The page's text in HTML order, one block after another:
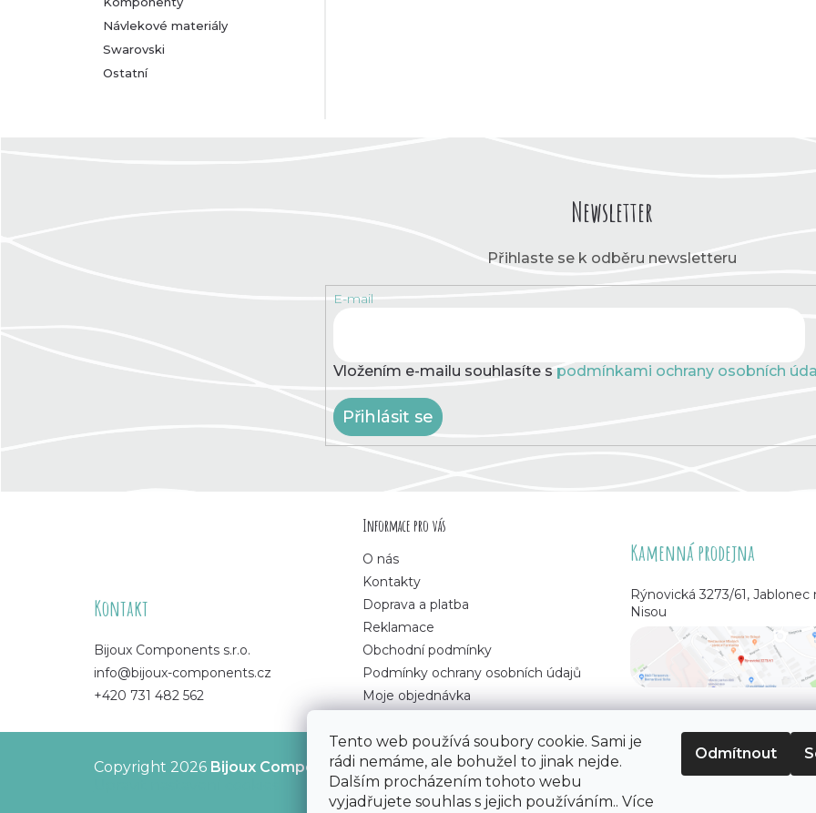
Tento web používá soubory cookie. Sami je
rádi nemáme, ale bohužel to jinak nejde.
Dalším procházením tohoto webu
vyjadřujete souhlas s jejich používáním.. Více
Odmítnout
Návlekové materiály
Swarovski
Ostatní
Newsletter
Přihlaste se k odběru newsletteru
E-mail
Vložením e-mailu souhlasíte s podmínkami ochrany osobních
Přihlásit se
Kontakt
Bijoux Components s.r.o.
info@bijoux-components.cz
+420 731 482 562
Informace pro vás
O nás
Kontakty
Doprava a platba
Reklamace
Obchodní podmínky
Podmínky ochrany osobních údajů
Moje objednávka
Kamenná prodejna
Rýnovická 3273/61, Jablonec
Nisou
Copyright 2026 Bijoux Components - Svět korálků. Všechna práva vyhrazena.